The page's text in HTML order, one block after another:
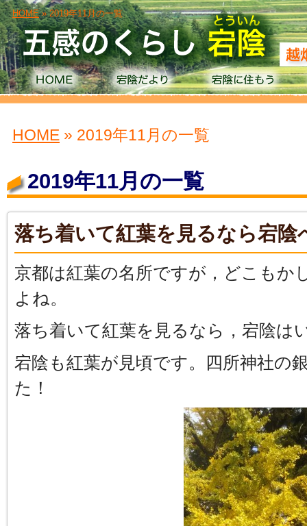
HOME» 2019年11月の一覧
HOME » 2019年11月の一覧
2019年11月の一覧
落ち着いて紅葉を見るなら宕陰
京都は紅葉の名所ですが，どこもか
よね。
落ち着いて紅葉を見るなら，宕陰は
宕陰も紅葉が見頃です。四所神社の
た！